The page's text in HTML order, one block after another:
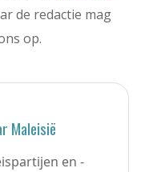
de redactie mag
op.
Maleisië
en -